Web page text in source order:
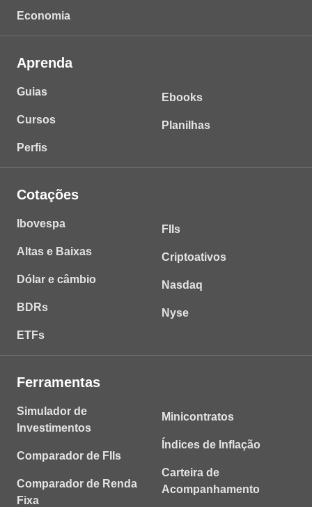
Economia
Aprenda
Guias
Cursos
Perfis
Ebooks
Planilhas
Cotações
Ibovespa
Altas e Baixas
Dólar e câmbio
BDRs
ETFs
FIIs
Criptoativos
Nasdaq
Nyse
Ferramentas
Simulador de
Investimentos
Comparador de FIIs
Comparador de Renda
Fixa
Minicontratos
Índices de Inflação
Carteira de
Acompanhamento